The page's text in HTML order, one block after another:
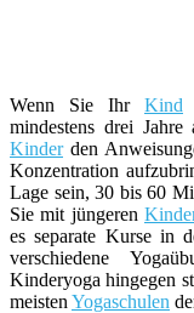
Wenn Sie Ihr Kind
mindestens drei
Kinderden
Konzentration
Lage sein, 30 bis 60
Sie mit jüngeren
es separate Kurse in
verschiedene
Kinderyoga hingegen
meisten Yogaschulen